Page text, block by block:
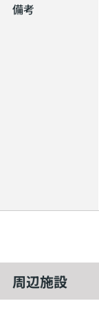
備考
周辺施設